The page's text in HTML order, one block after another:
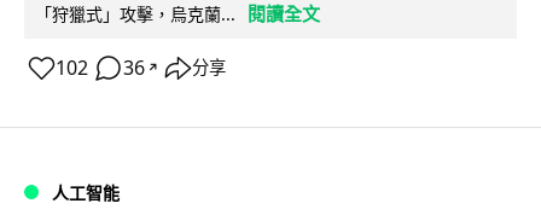
「狩獵式」攻擊，烏克蘭...
閱讀全文
102 36 ↗ 分享
人工智能